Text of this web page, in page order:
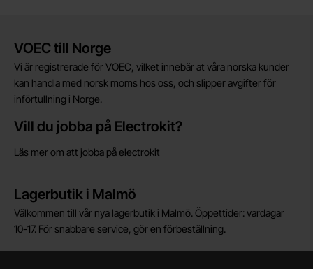
Kort allmän information
VOEC till Norge
Vi är registrerade för VOEC, vilket innebär at våra norska kunder
kan handla med norsk moms hos oss, och slipper avgifter för
införtullning i Norge.
Vill du jobba på Electrokit?
Läs mer om att jobba på electrokit
Lagerbutik i Malmö
Välkommen till vår nya lagerbutik i Malmö. Öppettider: vardagar
10-17. För snabbare service, gör en förbeställning.